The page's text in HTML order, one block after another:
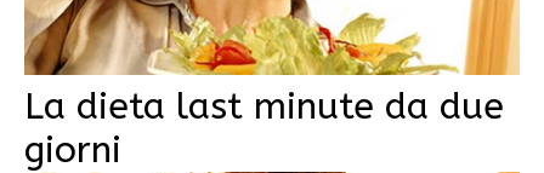
La dieta last minute da due
giorni